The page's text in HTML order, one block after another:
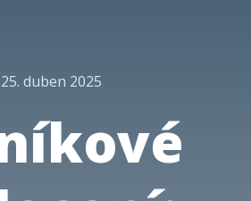
25. duben 2025